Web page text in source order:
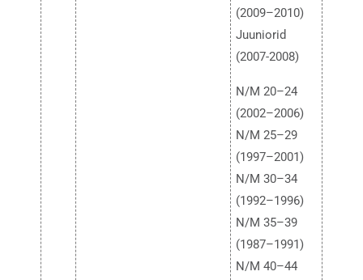
(2009–2010)
Juuniorid
(2007-2008)
N/M 20–24
(2002–2006)
N/M 25–29
(1997–2001)
N/M 30–34
(1992–1996)
N/M 35–39
(1987–1991)
N/M 40–44